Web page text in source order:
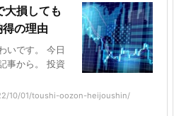
大損しても
の理由
いです。 今日
事から。 投資
10/01/toushi-oozon-heijoushin/